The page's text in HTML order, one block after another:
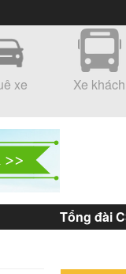
xe Xe khách
Tổng đài